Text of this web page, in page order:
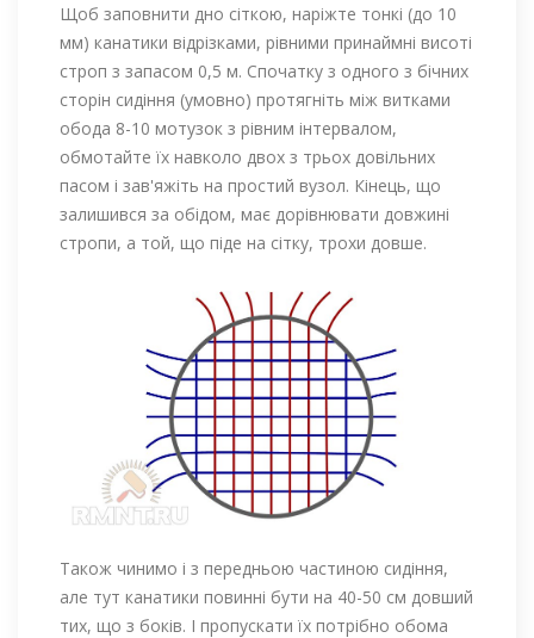
Щоб заповнити дно сіткою, наріжте тонкі (до 10
мм) канатики відрізками, рівними принаймні висоті
строп з запасом 0,5 м. Спочатку з одного з бічних
сторін сидіння (умовно) протягніть між витками
обода 8-10 мотузок з рівним інтервалом,
обмотайте їх навколо двох з трьох довільних
пасом і зав'яжіть на простий вузол. Кінець, що
залишився за обідом, має дорівнювати довжині
стропи, а той, що піде на сітку, трохи довше.
Також чинимо і з передньою частиною сидіння,
але тут канатики повинні бути на 40-50 см довший
тих, що з боків. І пропускати їх потрібно обома